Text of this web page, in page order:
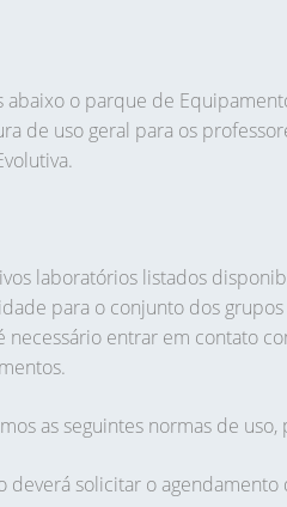
abaixo o parque de
de uso geral para os
laboratórios listados
para o conjunto dos
necessário entrar em contato
as seguintes normas de
deverá solicitar o